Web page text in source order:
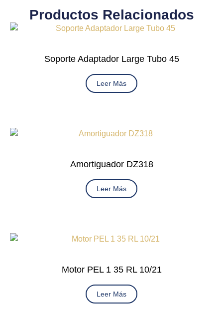
Productos Relacionados
Soporte Adaptador Large Tubo 45
Leer Más
Amortiguador DZ318
Leer Más
Motor PEL 1 35 RL 10/21
Leer Más